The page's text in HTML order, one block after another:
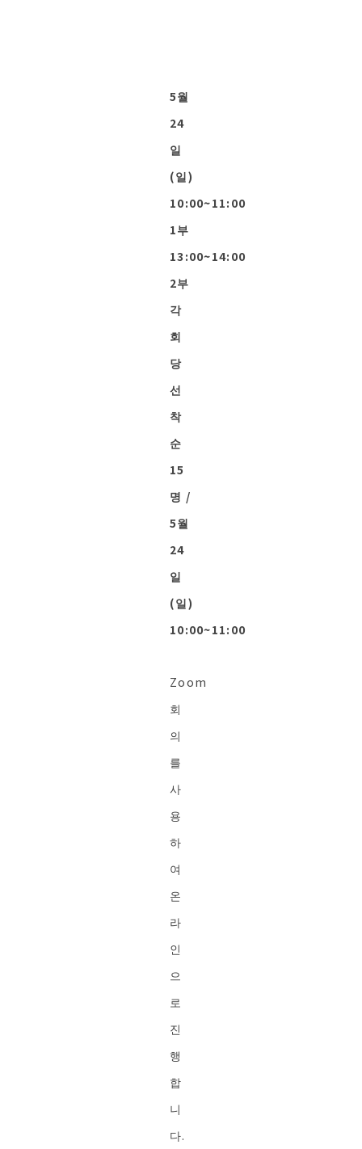
5월
24
일
(일)
10:00~11:00
1부
13:00~14:00
2부
각
회
당
선
착
순
15
명 /
5월
24
일
(일)
10:00~11:00
Zoom
회
의
를
사
용
하
여
온
라
인
으
로
진
행
합
니
다.